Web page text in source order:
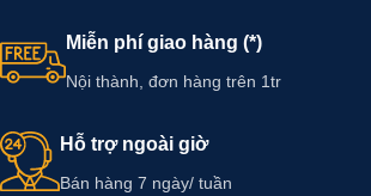
Miễn phí giao hàng (*)
Nội thành, đơn hàng trên 1tr
Hỗ trợ ngoài giờ
Bán hàng 7 ngày/ tuần